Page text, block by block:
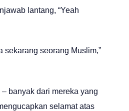
lantang, “Yeah
sekarang seorang Muslim,”
banyak dari mereka yang
selamat atas